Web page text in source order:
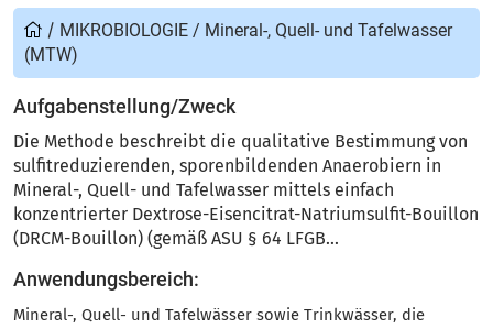
/ MIKROBIOLOGIE / Mineral-, Quell- und Tafelwasser
(MTW)
Aufgabenstellung/Zweck
Die Methode beschreibt die qualitative Bestimmung von
sulfitreduzierenden, sporenbildenden Anaerobiern in
Mineral-, Quell- und Tafelwasser mittels einfach
konzentrierter Dextrose-Eisencitrat-Natriumsulfit-Bouillon
(DRCM-Bouillon) (gemäß ASU § 64 LFGB...
Anwendungsbereich:
Mineral-, Quell- und Tafelwässer sowie Trinkwässer, die